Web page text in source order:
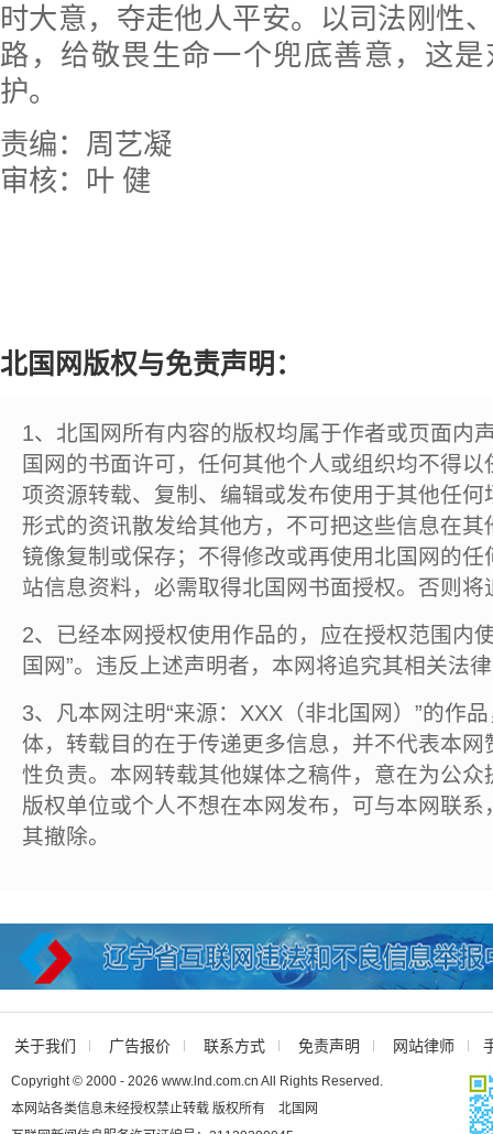
时大意，夺走他人平安。以司法刚性
路，给敬畏生命一个兜底善意，这
护。
责编：周艺凝
审核：叶 健
北国网版权与免责声明：
1、北国网所有内容的版权均属于作者或页面内
国网的书面许可，任何其他个人或组织均不得
项资源转载、复制、编辑或发布使用于其他任
形式的资讯散发给其他方，不可把这些信息在
镜像复制或保存；不得修改或再使用北国网的
站信息资料，必需取得北国网书面授权。否则将
2、已经本网授权使用作品的，应在授权范围内
国网”。违反上述声明者，本网将追究其相关法
3、凡本网注明“来源：XXX（非北国网）”的作
体，转载目的在于传递更多信息，并不代表本
性负责。本网转载其他媒体之稿件，意在为公
版权单位或个人不想在本网发布，可与本网联
其撤除。
关于我们 广告报价 联系方式 免责声明 网站律师
Copyright © 2000 - 2026 www.lnd.com.cn All Rights Reserved.
本网站各类信息未经授权禁止转载 版权所有 北国网